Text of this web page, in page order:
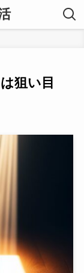
狙い目